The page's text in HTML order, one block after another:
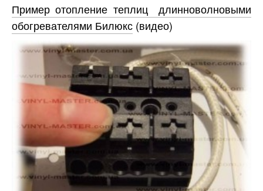
Пример отопление теплиц длинноволновыми
обогревателями Билюкс (видео)